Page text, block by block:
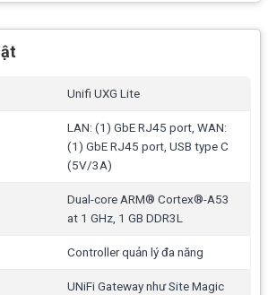
(1) Cổng LAN GbE, 1 USB
Unifi UXG Lite
LAN: (1) GbE RJ45 port, WAN:
(1) GbE RJ45 port, USB type C
(5V/3A)
Dual-core ARM® Cortex®-A53
at 1 GHz, 1 GB DDR3L
Controller quản lý đa năng
UNiFi Gateway như Site Magic